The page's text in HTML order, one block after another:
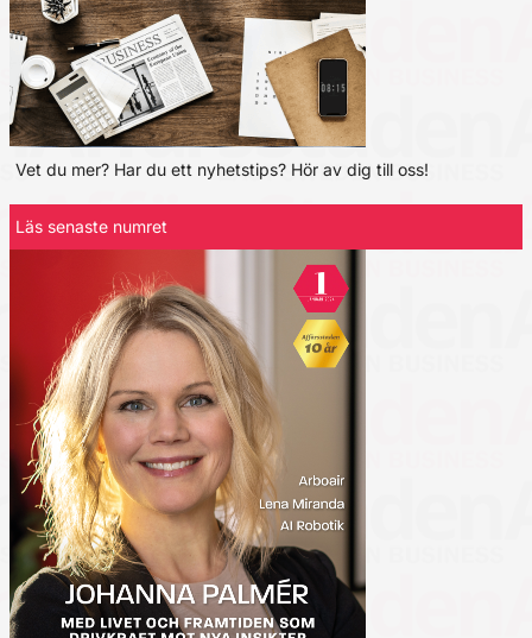
Vet du mer? Har du ett nyhetstips? Hör av dig till oss!
Läs senaste numret